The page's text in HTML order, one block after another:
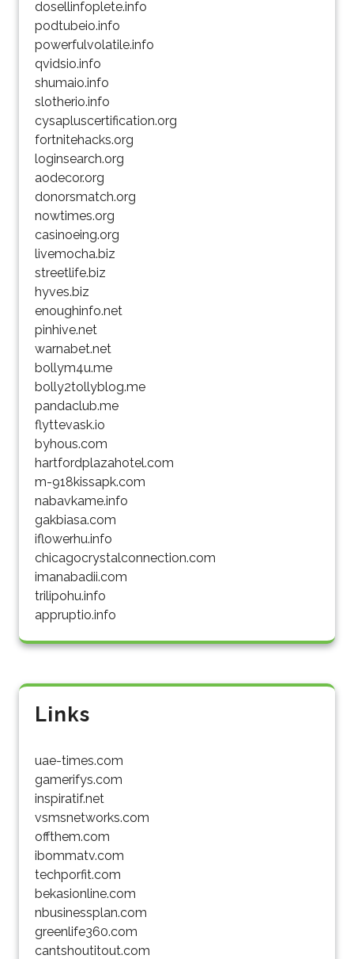
dosellinfoplete.info
podtubeio.info
powerfulvolatile.info
qvidsio.info
shumaio.info
slotherio.info
cysapluscertification.org
fortnitehacks.org
loginsearch.org
aodecor.org
donorsmatch.org
nowtimes.org
casinoeing.org
livemocha.biz
streetlife.biz
hyves.biz
enoughinfo.net
pinhive.net
warnabet.net
bollym4u.me
bolly2tollyblog.me
pandaclub.me
flyttevask.io
byhous.com
hartfordplazahotel.com
m-918kissapk.com
nabavkame.info
gakbiasa.com
iflowerhu.info
chicagocrystalconnection.com
imanabadii.com
trilipohu.info
appruptio.info
Links
uae-times.com
gamerifys.com
inspiratif.net
vsmsnetworks.com
offthem.com
ibommatv.com
techporfit.com
bekasionline.com
nbusinessplan.com
greenlife360.com
cantshoutitout.com